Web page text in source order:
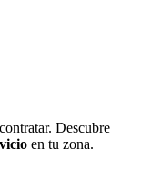
Descubre
en tu zona.